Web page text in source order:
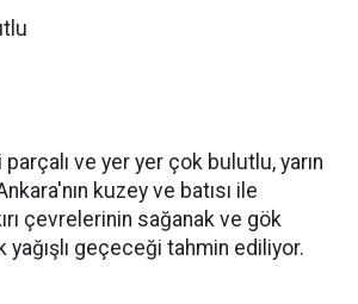
ve yer yer çok bulutlu, yarın
kuzey ve batısı ile
çevrelerinin sağanak ve gök
geçeceği tahmin ediliyor.